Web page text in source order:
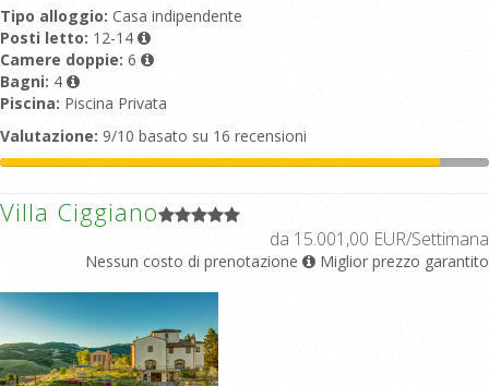
Tipo alloggio: Casa indipendente
Posti letto: 12-14
Camere doppie: 6
Bagni: 4
Piscina: Piscina Privata
Valutazione: 9/10 basato su 16 recensioni
Villa Ciggiano
da 15.001,00 EUR/Settimana
Nessun costo di prenotazione Miglior prezzo garantito